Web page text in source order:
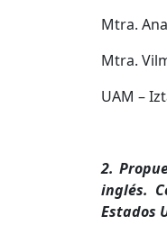
Mtra.
Mtra.
UAM –
2.
inglés.
Estados